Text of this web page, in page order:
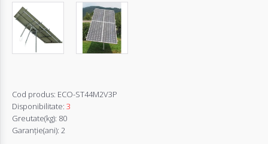
Cerere
Oferta
Cod produs: ECO-ST44M2V3P
Disponibilitate: 3
Greutate(kg): 80
Garanţie(ani): 2